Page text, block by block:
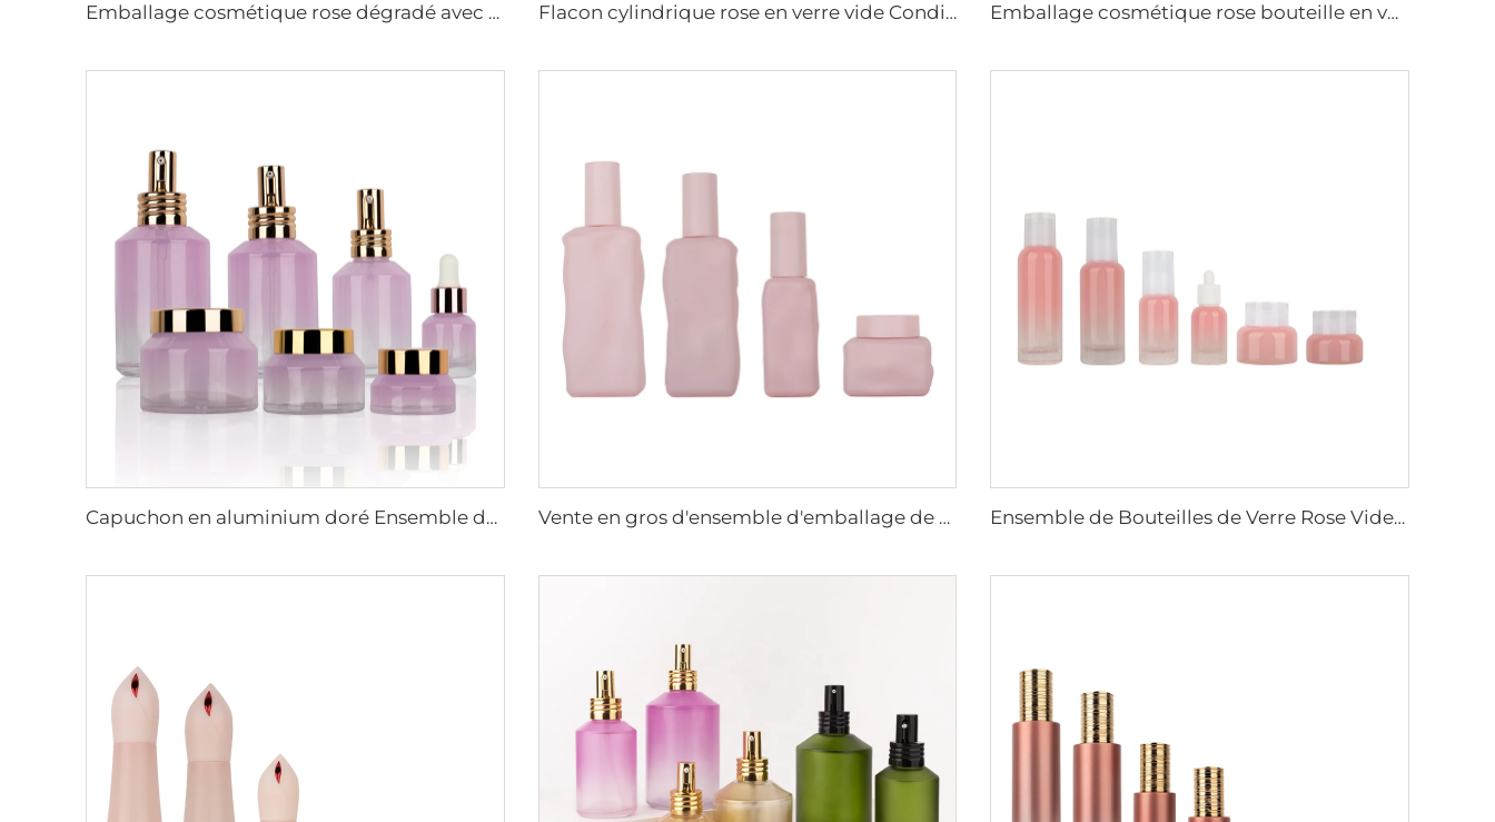
Emballage cosmétique rose dégradé avec épaules plates, ensemble de soins de la peau en verre, flacon avec couvercle, pot cosmétique Flacon cylindrique rose en verre vide Conditionnement pour soins de la peau Conteneurs pour lotion, sérum et crème Pots et flacons cosmétiques Emballage cosmétique rose bouteille en verre à épaule inclinée avec couvercle/pompe/dispensateur doré bouteille de lotion ensemble de pots de crème
Capuchon en aluminium doré Ensemble de sept pièces mat / rose pâle pot de crème bouteille en verre emballage de soin de la peau support personnalisé Vente en gros d'ensemble d'emballage de soins de peau rose de luxe bouteille en verre vide avec pompe et pot pour crème cosmétique avec pompe en plastique Ensemble de Bouteilles de Verre Rose Vide de Luxe 30ml 40ml 100ml 120ml Lot de Bouteilles de Sérums et Lotion en Verre Pots à Crème Faciale